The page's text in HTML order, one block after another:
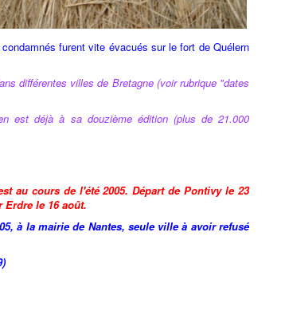
furent vite évacués sur le fort de Quélern
différentes villes de Bretagne (voir rubrique "dates
est déjà à sa douzième édition (plus de 21.000
au cours de l'été 2005. Départ de Pontivy le 23
le 16 août.
à la mairie de Nantes, seule ville à avoir refusé